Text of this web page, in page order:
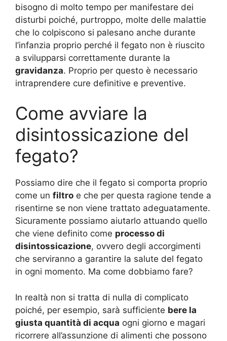
bisogno di molto tempo per manifestare dei
disturbi poiché, purtroppo, molte delle malattie
che lo colpiscono si palesano anche durante
l’infanzia proprio perché il fegato non è riuscito
a svilupparsi correttamente durante la
gravidanza. Proprio per questo è necessario
intraprendere cure definitive e preventive.
Come avviare la
disintossicazione del
fegato?
Possiamo dire che il fegato si comporta proprio
come un filtro e che per questa ragione tende a
risentirne se non viene trattato adeguatamente.
Sicuramente possiamo aiutarlo attuando quello
che viene definito come processo di
disintossicazione, ovvero degli accorgimenti
che serviranno a garantire la salute del fegato
in ogni momento. Ma come dobbiamo fare?
In realtà non si tratta di nulla di complicato
poiché, per esempio, sarà sufficiente bere la
giusta quantità di acqua ogni giorno e magari
ricorrere all’assunzione di alimenti che possono